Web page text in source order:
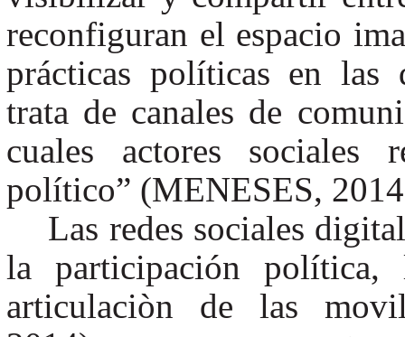
reconfiguran el espacio
prácticas políticas en las
trata de canales de
cuales actores
político” (MENESES,
Las redes sociales
la participación política,
articulaciòn de las